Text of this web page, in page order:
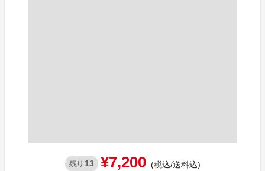
残り 13 ¥7,200 (税込/送料込)